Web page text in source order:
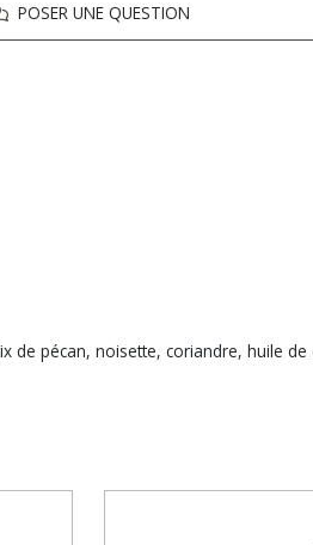
POSER UNE QUESTION
de pécan, noisette, coriandre, huile